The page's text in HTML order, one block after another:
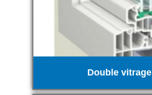
Double vitrage